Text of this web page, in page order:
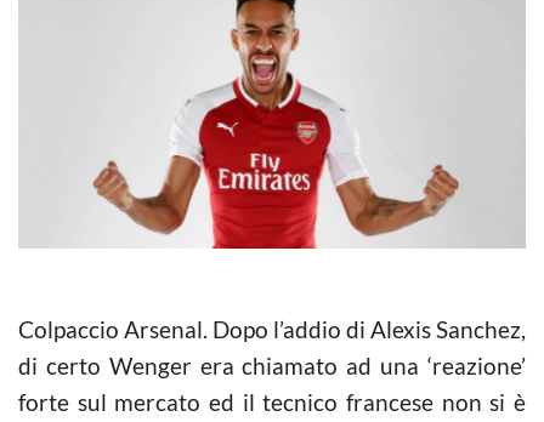
Colpaccio Arsenal. Dopo l’addio di Alexis Sanchez,
di certo Wenger era chiamato ad una ‘reazione’
forte sul mercato ed il tecnico francese non si è